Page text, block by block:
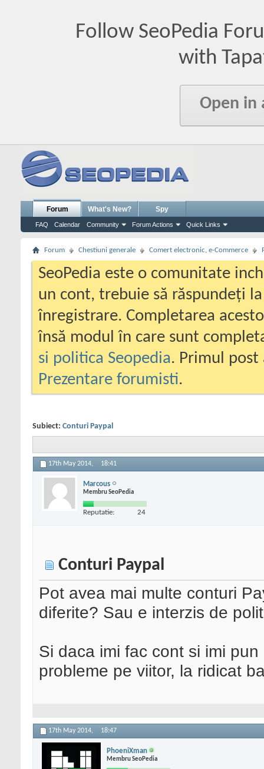
Follow SeoPedia
with
Open in
Forum
FAQ Calendar Community Forum Actions Quick Links
What's New? Spy
Forum Chestiuni generale Comert electronic, e-Commerce
SeoPedia este o comunitate
un cont, trebuie să răspundeți
înregistrare. Completarea
însă modul în care sunt
si politica Seopedia. Primul
Prezentare forumisti.
Subiect: Conturi Paypal
17th May 2014, 18:41
Marcous
Membru SeoPedia
Reputatie: 24
Conturi Paypal
Pot avea mai multe conturi
diferite? Sau e interzis de
Si daca imi fac cont si imi
probleme pe viitor, la ridicat
17th May 2014, 18:47
PhoeniXman
Membru SeoPedia